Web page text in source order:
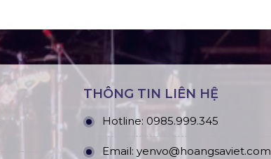
THÔNG TIN LIÊN HỆ
Hotline: 0985.999.345
Email: yenvo@hoangsaviet.com